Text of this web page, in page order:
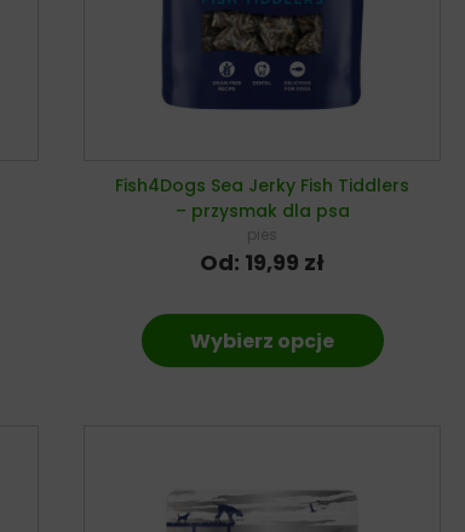
Fish4Dogs Sea Jerky Fish Tiddlers
– przysmak dla psa
pies
Od: 19,99 zł
Wybierz opcje